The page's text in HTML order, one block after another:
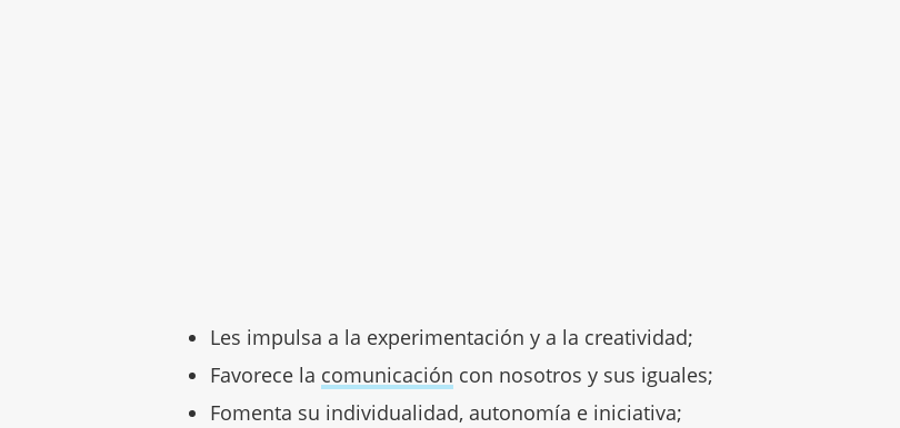
Les impulsa a la experimentación y a la creatividad;
Favorece la comunicación con nosotros y sus iguales;
Fomenta su individualidad, autonomía e iniciativa;